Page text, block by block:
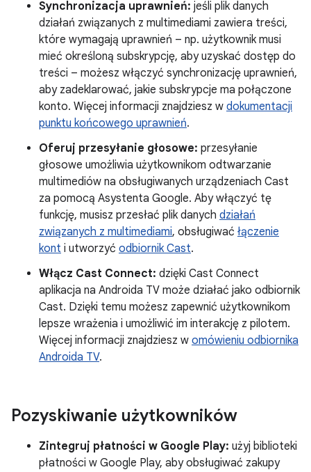
Synchronizacja uprawnień: jeśli plik danych
działań związanych z multimediami zawiera treści,
które wymagają uprawnień – np. użytkownik musi
mieć określoną subskrypcję, aby uzyskać dostęp do
treści – możesz włączyć synchronizację uprawnień,
aby zadeklarować, jakie subskrypcje ma połączone
konto. Więcej informacji znajdziesz w dokumentacji
punktu końcowego uprawnień.
Oferuj przesyłanie głosowe: przesyłanie
głosowe umożliwia użytkownikom odtwarzanie
multimediów na obsługiwanych urządzeniach Cast
za pomocą Asystenta Google. Aby włączyć tę
funkcję, musisz przesłać plik danych działań
związanych z multimediami, obsługiwać łączenie
kont i utworzyć odbiornik Cast.
Włącz Cast Connect: dzięki Cast Connect
aplikacja na Androida TV może działać jako odbiornik
Cast. Dzięki temu możesz zapewnić użytkownikom
lepsze wrażenia i umożliwić im interakcję z pilotem.
Więcej informacji znajdziesz w omówieniu odbiornika
Androida TV.
Pozyskiwanie użytkowników
Zintegruj płatności w Google Play: użyj biblioteki
płatności w Google Play, aby obsługiwać zakupy